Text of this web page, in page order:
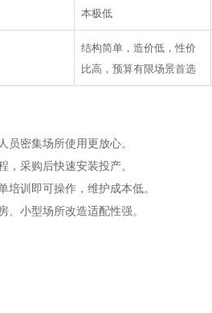
本极低
结构简单，造价低，性价
比高，预算有限场景首选
密集场所使用更放心。
采购后快速安装投产。
训即可操作，维护成本低。
小型场所改造适配性强。